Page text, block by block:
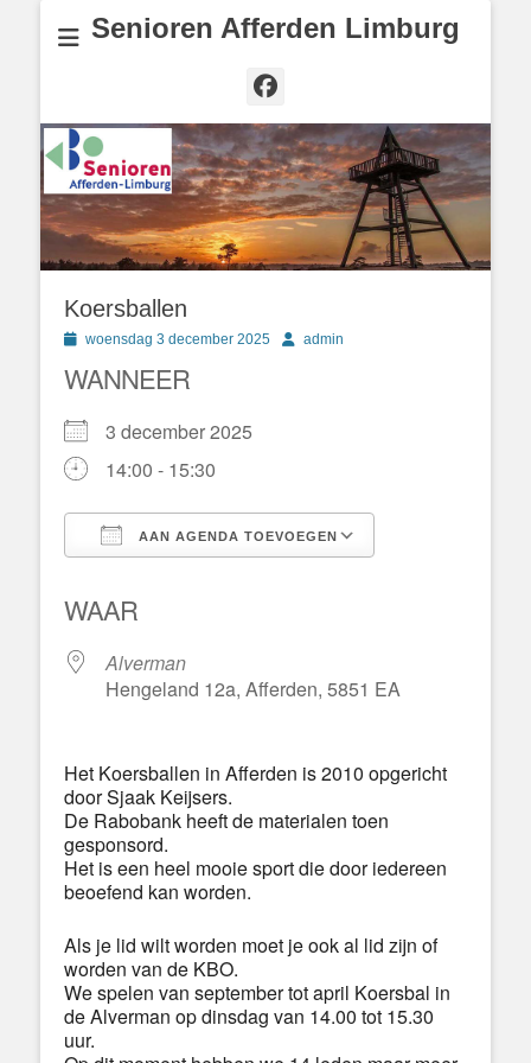
Senioren Afferden Limburg
Facebook
Koersballen
Geplaatst
woensdag 3 december 2025 Authoradmin
WANNEER
3 december 2025
14:00 - 15:30
AAN AGENDA TOEVOEGEN
WAAR
Alverman
Hengeland 12a, Afferden, 5851 EA
Het Koersballen in Afferden is 2010 opgericht
door Sjaak Keijsers.
De Rabobank heeft de materialen toen
gesponsord.
Het is een heel mooie sport die door iedereen
beoefend kan worden.
Als je lid wilt worden moet je ook al lid zijn of
worden van de KBO.
We spelen van september tot april Koersbal in
de Alverman op dinsdag van 14.00 tot 15.30
uur.